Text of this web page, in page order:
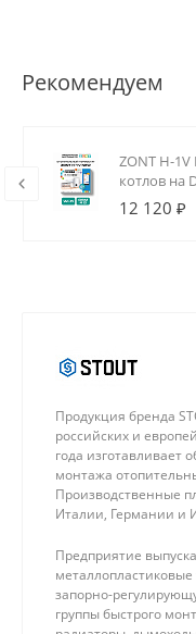
Рекомендуем
ZONT H-1V
котлов на
12 120 ₽
Продукция бренда
российских и
года изготавливает
монтажа
Производственные
Италии, Германии и
Предприятие
запорно-
группы быстрого